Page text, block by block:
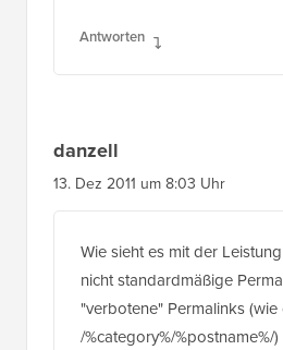
Antworten
danzell
13. Dez 2011 um 8:03 Uhr
Wie sieht es mit der
nicht standardmäßige
"verbotene" Permalinks
/%category%/%postname%/)